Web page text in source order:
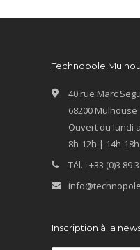
Technopole
40 rue Marc
68200 Mulhouse
Ouvert du lundi
8h-12h | 14h-
Tél. : +33 (0)3 89
Inscription à la